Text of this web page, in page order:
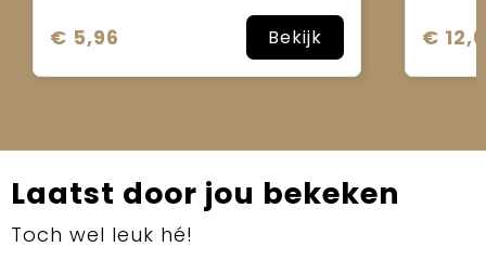
€ 5,96 Bekijk €
Laatst door jou bekeken
Toch wel leuk hé!